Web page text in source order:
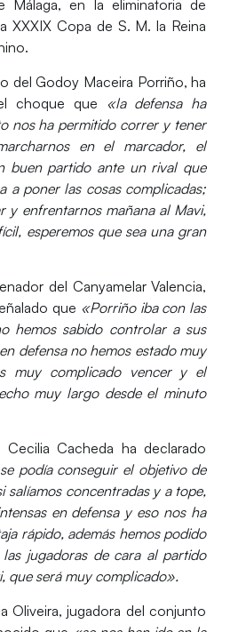
Málaga, en la eliminatoria de
XXXIX Copa de S. M. la Reina
del Godoy Maceira Porriño, ha
choque que «la defensa ha
nos ha permitido correr y tener
en el marcador, el
buen partido ante un rival que
a poner las cosas complicadas;
y enfrentarnos mañana al Mavi,
esperemos que sea una gran
del Canyamelar Valencia,
que «Porriño iba con las
hemos sabido controlar a sus
defensa no hemos estado muy
muy complicado vencer y el
muy largo desde el minuto
Cecilia Cacheda ha declarado
podía conseguir el objetivo de
salíamos concentradas y a tope,
en defensa y eso nos ha
rápido, además hemos podido
jugadoras de cara al partido
que será muy complicado».
Oliveira, jugadora del conjunto